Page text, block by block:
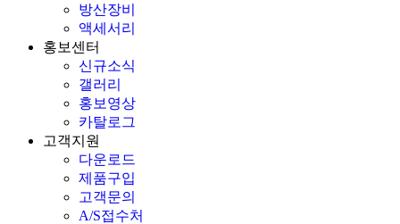
방산장비
액세서리
홍보센터
신규소식
갤러리
홍보영상
카탈로그
고객지원
다운로드
제품구입
고객문의
A/S접수처